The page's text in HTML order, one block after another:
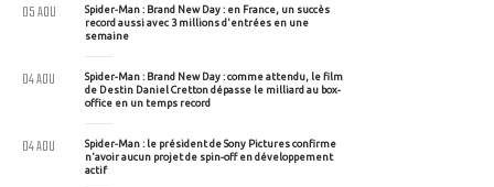
Spider-Man : Brand New Day : en France, un succès
record aussi avec 3 millions d'entrées en une
semaine
05 AOU
Spider-Man : Brand New Day : comme attendu, le film
de Destin Daniel Cretton dépasse le milliard au box-
office en un temps record
04 AOU
Spider-Man : le président de Sony Pictures confirme
n'avoir aucun projet de spin-off en développement
actif
04 AOU